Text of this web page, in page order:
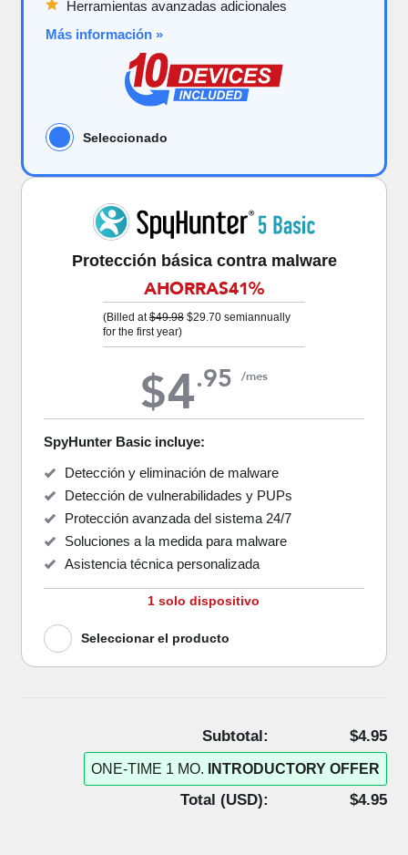
Protección básica contra malware
$4.95 /mes
AHORRAS41%
(Billed at$49.98 $29.70semiannually
for the first year)
SpyHunter Basic incluye:
Detección y eliminación de malware
Detección de vulnerabilidades y PUPs
Protección avanzada del sistema 24/7
Soluciones a la medida para malware
Asistencia técnica personalizada
1 solo dispositivo
Seleccionar el producto
Herramientas avanzadas adicionales
Más información »
Seleccionado
Subtotal: $4.95
ONE-TIME 1 MO. INTRODUCTORY OFFER
Total (USD): $4.95